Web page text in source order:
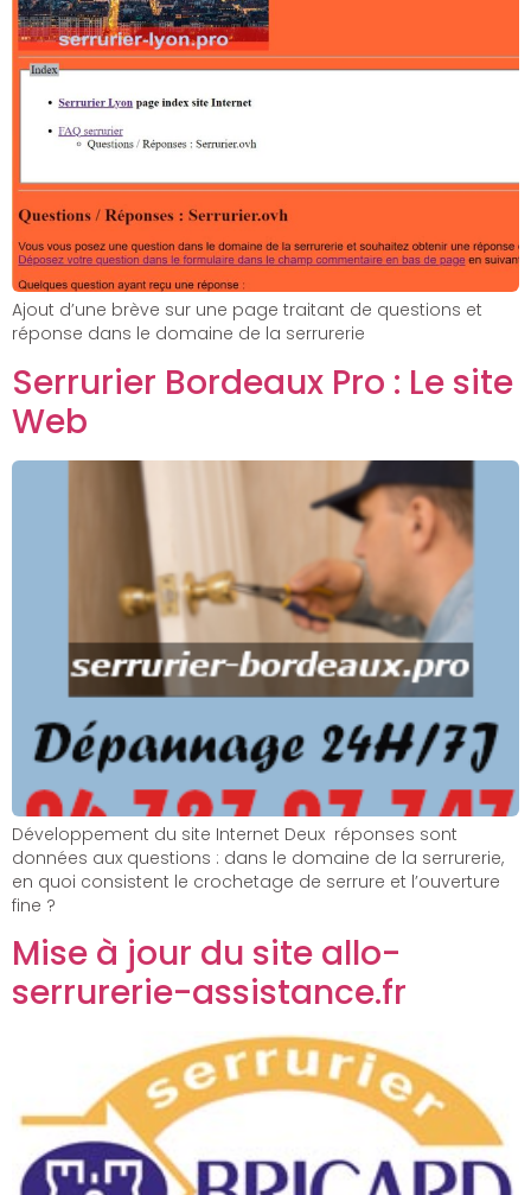
Ajout d’une brève sur une page traitant de questions et
réponse dans le domaine de la serrurerie
Serrurier Bordeaux Pro : Le site
Web
Développement du site Internet Deux réponses sont
données aux questions : dans le domaine de la serrurerie,
en quoi consistent le crochetage de serrure et l’ouverture
fine ?
Mise à jour du site allo-
serrurerie-assistance.fr